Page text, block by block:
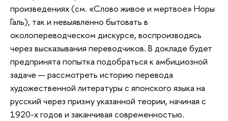
произведениях (см. «Слово живое и мертвое» Норы
Галь), так и невыявленно бытовать в
околопереводческом дискурсе, воспроизводясь
через высказывания переводчиков. В докладе будет
предпринята попытка подобраться к амбициозной
задаче — рассмотреть историю перевода
художественной литературы с японского языка на
русский через призму указанной теории, начиная с
1920-х годов и заканчивая современностью.